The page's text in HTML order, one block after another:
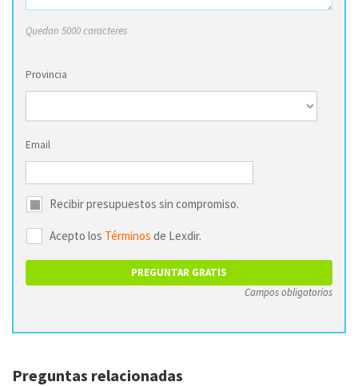
Quedan 5000 caracteres
Provincia
Email
Recibir presupuestos sin compromiso.
Acepto los Términos de Lexdir.
Campos obligatorios
Preguntas relacionadas